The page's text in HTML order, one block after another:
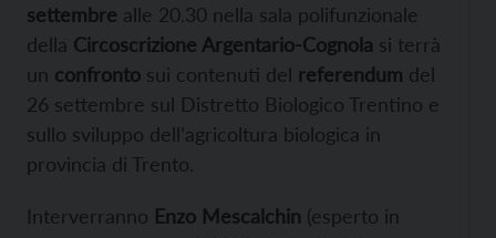
settembre alle 20.30 nella sala polifunzionale
della Circoscrizione Argentario-Cognola si terrà
un confronto sui contenuti del referendum del
26 settembre sul Distretto Biologico Trentino e
sullo sviluppo dell’agricoltura biologica in
provincia di Trento.
Interverranno Enzo Mescalchin (esperto in